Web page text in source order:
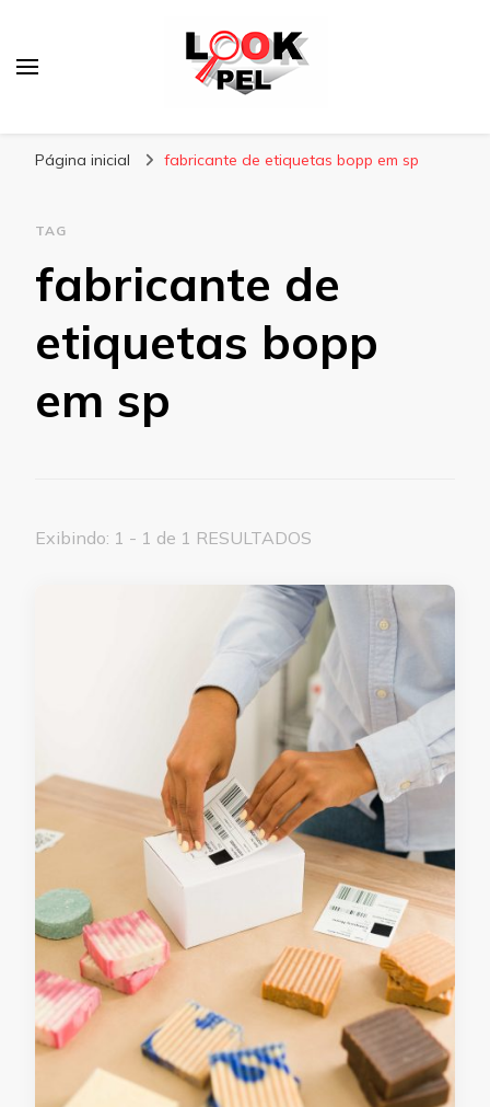
Página inicial fabricante de etiquetas bopp em sp
TAG
fabricante de
etiquetas bopp
em sp
Exibindo: 1 - 1 de 1 RESULTADOS